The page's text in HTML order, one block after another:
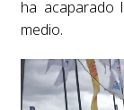
ha acaparado
medio.